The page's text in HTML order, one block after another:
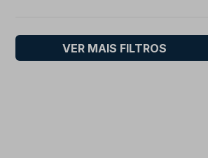
VER MAIS FILTROS